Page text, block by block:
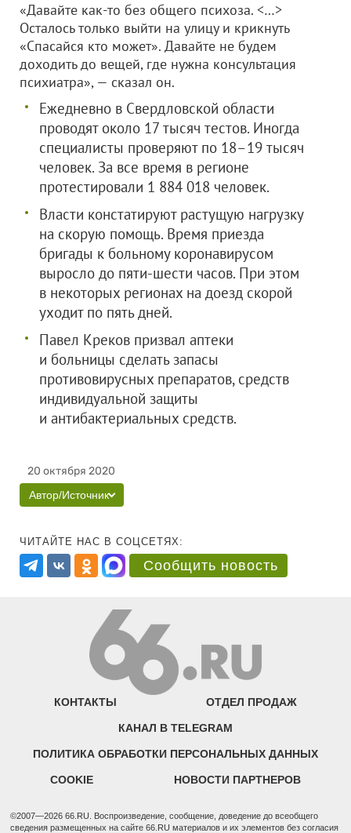
«Давайте как-то без общего психоза. <…>
Осталось только выйти на улицу и крикнуть
«Спасайся кто может». Давайте не будем
доходить до вещей, где нужна консультация
психиатра», — сказал он.
Ежедневно в Свердловской области
проводят около 17 тысяч тестов. Иногда
специалисты проверяют по 18–19 тысяч
человек. За все время в регионе
протестировали 1 884 018 человек.
Власти констатируют растущую нагрузку
на скорую помощь. Время приезда
бригады к больному коронавирусом
выросло до пяти-шести часов. При этом
в некоторых регионах на доезд скорой
уходит по пять дней.
Павел Креков призвал аптеки
и больницы сделать запасы
противовирусных препаратов, средств
индивидуальной защиты
и антибактериальных средств.
20 октября 2020
Автор/Источник
ЧИТАЙТЕ НАС В СОЦСЕТЯХ:
Сообщить новость
КОНТАКТЫ ОТДЕЛ ПРОДАЖ
КАНАЛ В TELEGRAM
ПОЛИТИКА ОБРАБОТКИ ПЕРСОНАЛЬНЫХ ДАННЫХ
COOKIE НОВОСТИ ПАРТНЕРОВ
©2007—2026 66.RU. Воспроизведение, сообщение, доведение до всеобщего
сведения размещенных на сайте 66.RU материалов и их элементов без согласия